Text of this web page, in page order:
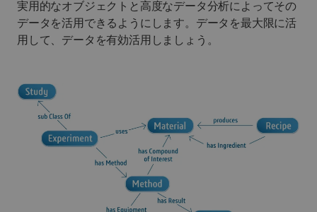
実用的なオブジェクトと高度なデータ分析によってその
データを活用できるようにします。データを最大限に活
用して、データを有効活用しましょう。